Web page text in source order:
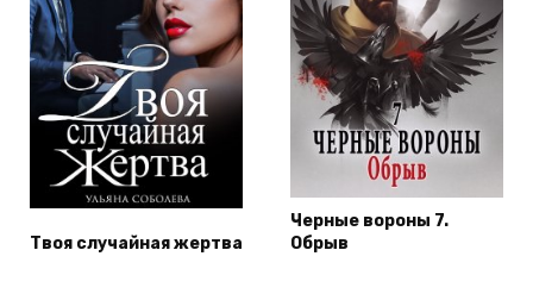
Твоя случайная жертва
Черные вороны 7.
Обрыв